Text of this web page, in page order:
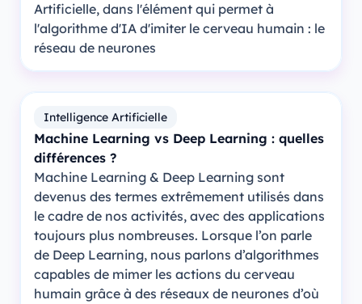
Artificielle, dans l'élément qui permet à
l'algorithme d'IA d'imiter le cerveau humain : le
réseau de neurones
Intelligence Artificielle
Machine Learning vs Deep Learning : quelles
différences ?
Machine Learning & Deep Learning sont
devenus des termes extrêmement utilisés dans
le cadre de nos activités, avec des applications
toujours plus nombreuses. Lorsque l’on parle
de Deep Learning, nous parlons d’algorithmes
capables de mimer les actions du cerveau
humain grâce à des réseaux de neurones d’où